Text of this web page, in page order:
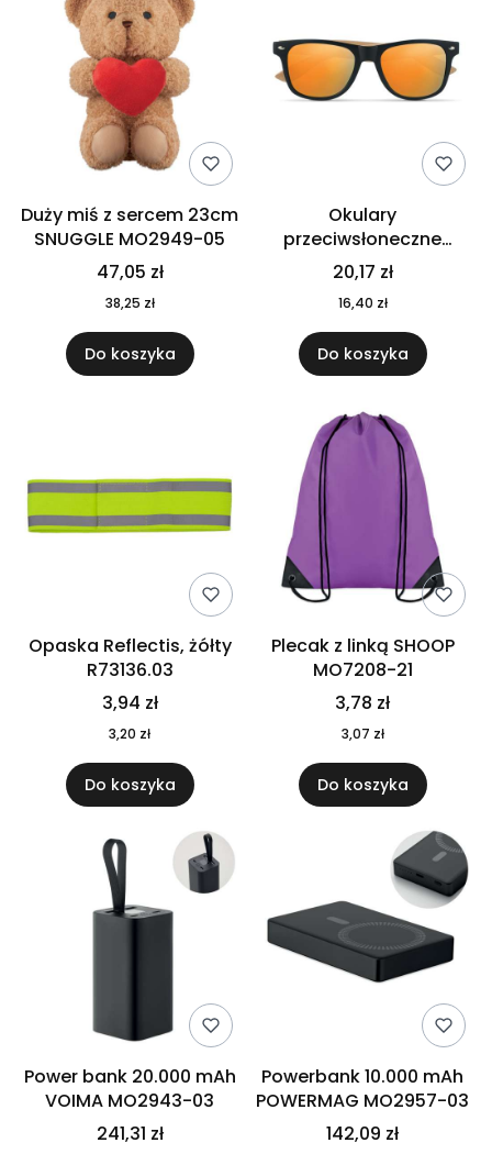
Duży miś z sercem 23cm
SNUGGLE MO2949-05
47,05 zł
38,25 zł
Do koszyka
Okulary
przeciwsłoneczne
CALIFORNIA TOUCH
MO9617-10
20,17 zł
16,40 zł
Do koszyka
Opaska Reflectis, żółty
R73136.03
3,94 zł
3,20 zł
Do koszyka
Plecak z linką SHOOP
MO7208-21
3,78 zł
3,07 zł
Do koszyka
Power bank 20.000 mAh
VOIMA MO2943-03
241,31 zł
Powerbank 10.000 mAh
POWERMAG MO2957-03
142,09 zł